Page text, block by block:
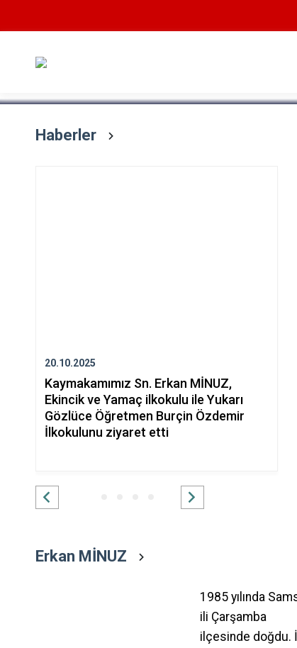
Haberler
20.10.2025
Kaymakamımız Sn. Erkan MİNUZ,
Ekincik ve Yamaç ilkokulu ile Yukarı
Gözlüce Öğretmen Burçin Özdemir
İlkokulunu ziyaret etti
Erkan MİNUZ
1985 yılında
ili Çarşamba
ilçesinde doğdu.